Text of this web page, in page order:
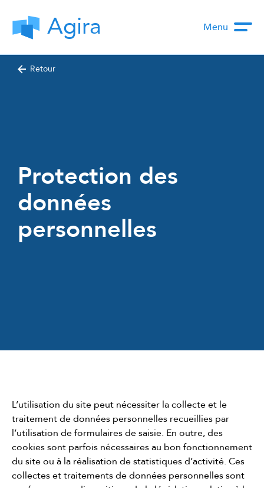
Agira Menu
Retour
Protection des
données
personnelles
L’utilisation du site peut nécessiter la collecte et le
traitement de données personnelles recueillies par
l’utilisation de formulaires de saisie. En outre, des
cookies sont parfois nécessaires au bon fonctionnement
du site ou à la réalisation de statistiques d’activité. Ces
collectes et traitements de données personnelles sont